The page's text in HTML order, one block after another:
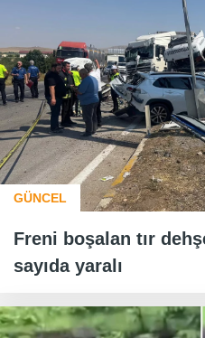
GÜNCEL
Freni boşalan tır
sayıda yaralı